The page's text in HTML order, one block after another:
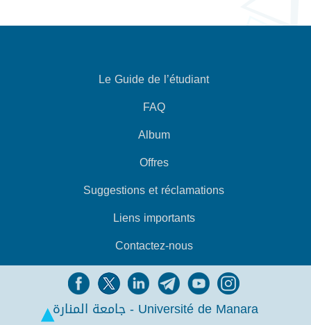
Le Guide de l’étudiant
FAQ
Album
Offres
Suggestions et réclamations
Liens importants
Contactez-nous
جامعة المنارة - Université de Manara